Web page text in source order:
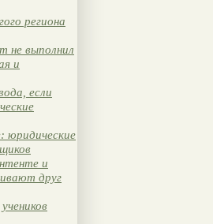
региона
не выполнил
и
если
юридические
и
друг